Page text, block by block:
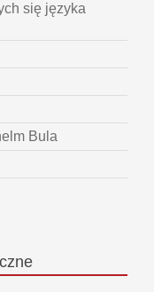
się języka
Bula